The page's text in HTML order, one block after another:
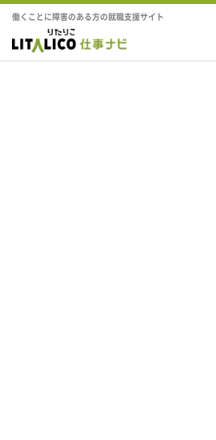
働くことに障害のある方の就職支援サイト